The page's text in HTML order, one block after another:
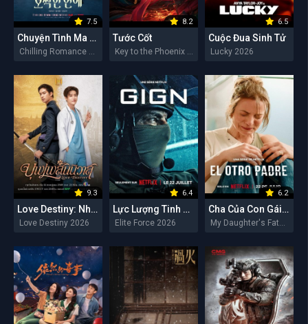
7.5
Chuyện Tình Ma Quái
8.2
Tước Cốt
6.5
Cuộc Đua Sinh Tử
Lucky 2026
9.3
Love Destiny: Nhân Duyên Tiền Định
Love Destiny 2026
6.4
Lực Lượng Tinh Nhuệ
Elite Force 2026
6.2
Cha Của Con Gái Tôi
My Daughter's Father 2026